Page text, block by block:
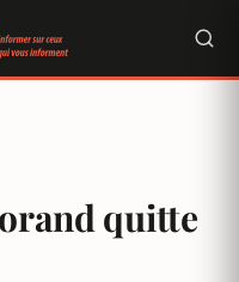
quitte